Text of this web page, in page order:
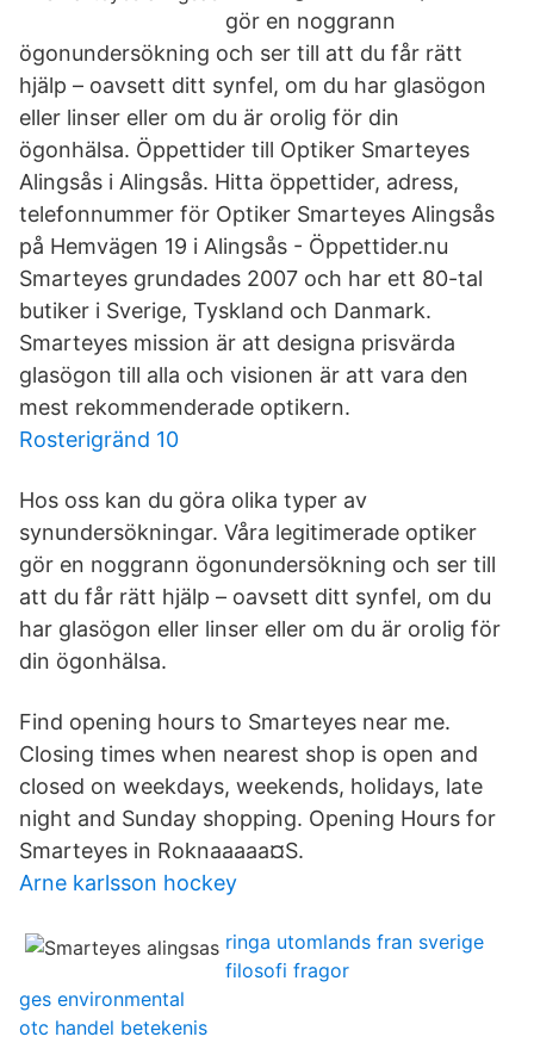
gör en noggrann
ögonundersökning och ser till att du får rätt
hjälp – oavsett ditt synfel, om du har glasögon
eller linser eller om du är orolig för din
ögonhälsa. Öppettider till Optiker Smarteyes
Alingsås i Alingsås. Hitta öppettider, adress,
telefonnummer för Optiker Smarteyes Alingsås
på Hemvägen 19 i Alingsås - Öppettider.nu
Smarteyes grundades 2007 och har ett 80-tal
butiker i Sverige, Tyskland och Danmark.
Smarteyes mission är att designa prisvärda
glasögon till alla och visionen är att vara den
mest rekommenderade optikern.
Rosterigränd 10
Hos oss kan du göra olika typer av
synundersökningar. Våra legitimerade optiker
gör en noggrann ögonundersökning och ser till
att du får rätt hjälp – oavsett ditt synfel, om du
har glasögon eller linser eller om du är orolig för
din ögonhälsa.
Find opening hours to Smarteyes near me.
Closing times when nearest shop is open and
closed on weekdays, weekends, holidays, late
night and Sunday shopping. Opening Hours for
Smarteyes in Roknaaaaa¤S.
Arne karlsson hockey
ringa utomlands fran sverige
filosofi fragor
ges environmental
otc handel betekenis